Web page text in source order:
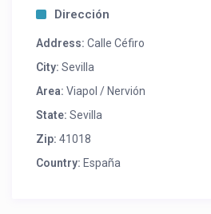
Dirección
Address: Calle Céfiro
City: Sevilla
Area: Viapol / Nervión
State: Sevilla
Zip: 41018
Country: España